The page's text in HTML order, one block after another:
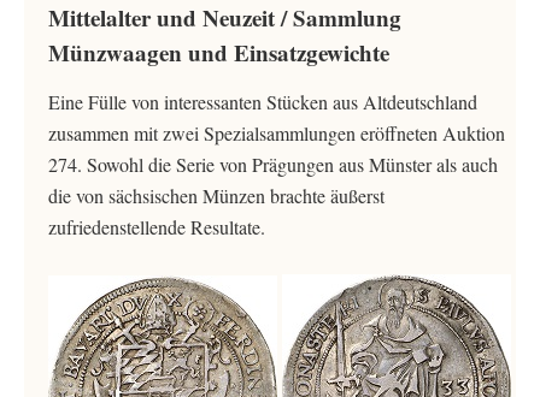
Mittelalter und Neuzeit / Sammlung
Münzwaagen und Einsatzgewichte
Eine Fülle von interessanten Stücken aus Altdeutschland
zusammen mit zwei Spezialsammlungen eröffneten Auktion
274. Sowohl die Serie von Prägungen aus Münster als auch
die von sächsischen Münzen brachte äußerst
zufriedenstellende Resultate.